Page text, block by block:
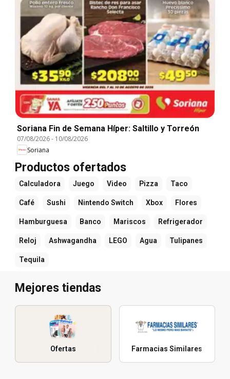
Soriana Fin de Semana Híper: Saltillo y Torreón
07/08/2026- 10/08/2026
Soriana
Productos ofertados
Calculadora Juego Video Pizza Taco
Café Sushi Nintendo Switch Xbox Flores
Hamburguesa Banco Mariscos Refrigerador
Reloj Ashwagandha LEGO Agua Tulipanes
Tequila
Mejores tiendas
Ofertas Farmacias Similares